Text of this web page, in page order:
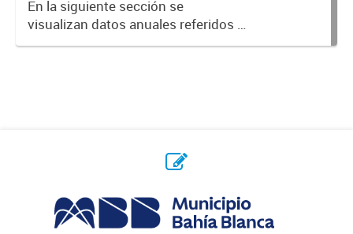
En la siguiente sección se
visualizan datos anuales referidos a
la transparencia fiscal e impositiva